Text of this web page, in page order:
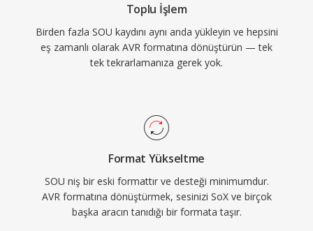
Toplu İşlem
Birden fazla SOU kaydını aynı anda yükleyin ve hepsini
eş zamanlı olarak AVR formatına dönüştürün — tek
tek tekrarlamanıza gerek yok.
Format Yükseltme
SOU niş bir eski formattır ve desteği minimumdur.
AVR formatına dönüştürmek, sesinizi SoX ve birçok
başka aracın tanıdığı bir formata taşır.